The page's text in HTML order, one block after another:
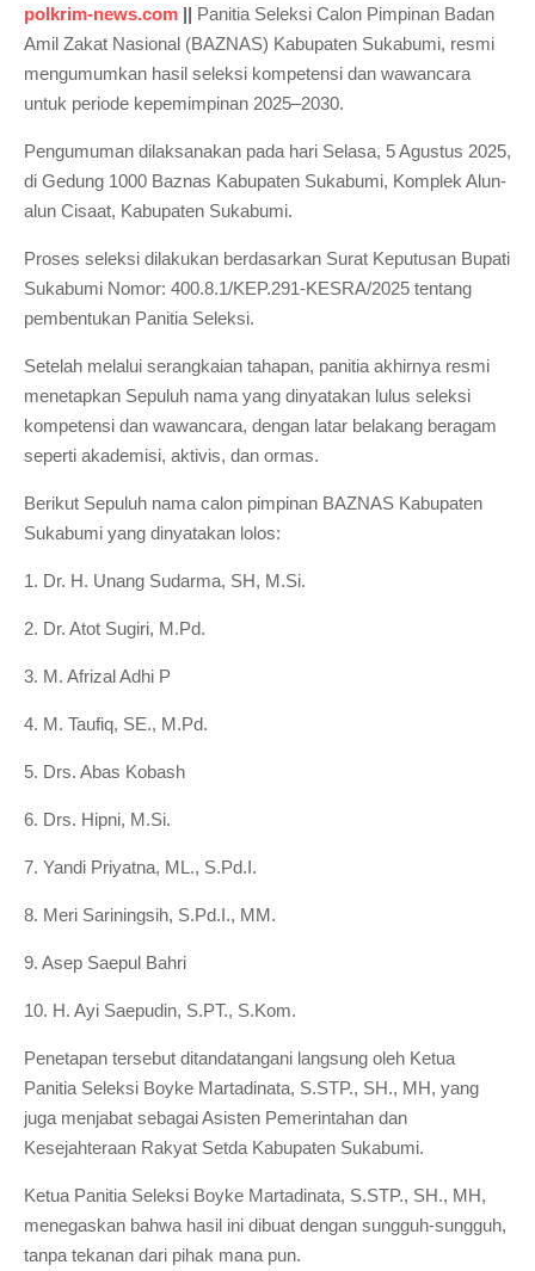
polkrim-news.com || Panitia Seleksi Calon Pimpinan Badan
Amil Zakat Nasional (BAZNAS) Kabupaten Sukabumi, resmi
mengumumkan hasil seleksi kompetensi dan wawancara
untuk periode kepemimpinan 2025–2030.
Pengumuman dilaksanakan pada hari Selasa, 5 Agustus 2025,
di Gedung 1000 Baznas Kabupaten Sukabumi, Komplek Alun-
alun Cisaat, Kabupaten Sukabumi.
Proses seleksi dilakukan berdasarkan Surat Keputusan Bupati
Sukabumi Nomor: 400.8.1/KEP.291-KESRA/2025 tentang
pembentukan Panitia Seleksi.
Setelah melalui serangkaian tahapan, panitia akhirnya resmi
menetapkan Sepuluh nama yang dinyatakan lulus seleksi
kompetensi dan wawancara, dengan latar belakang beragam
seperti akademisi, aktivis, dan ormas.
Berikut Sepuluh nama calon pimpinan BAZNAS Kabupaten
Sukabumi yang dinyatakan lolos:
1. Dr. H. Unang Sudarma, SH, M.Si.
2. Dr. Atot Sugiri, M.Pd.
3. M. Afrizal Adhi P
4. M. Taufiq, SE., M.Pd.
5. Drs. Abas Kobash
6. Drs. Hipni, M.Si.
7. Yandi Priyatna, ML., S.Pd.I.
8. Meri Sariningsih, S.Pd.I., MM.
9. Asep Saepul Bahri
10. H. Ayi Saepudin, S.PT., S.Kom.
Penetapan tersebut ditandatangani langsung oleh Ketua
Panitia Seleksi Boyke Martadinata, S.STP., SH., MH, yang
juga menjabat sebagai Asisten Pemerintahan dan
Kesejahteraan Rakyat Setda Kabupaten Sukabumi.
Ketua Panitia Seleksi Boyke Martadinata, S.STP., SH., MH,
menegaskan bahwa hasil ini dibuat dengan sungguh-sungguh,
tanpa tekanan dari pihak mana pun.